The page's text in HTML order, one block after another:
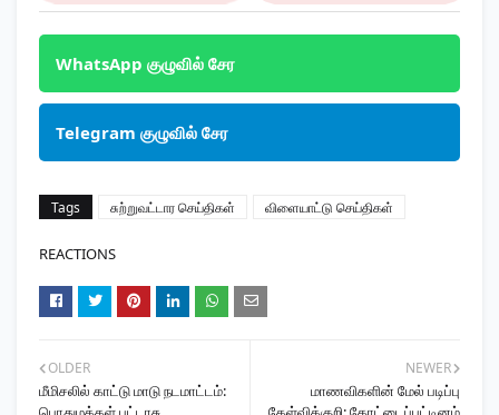
WhatsApp குழுவில் சேர
Telegram குழுவில் சேர
Tags சுற்றுவட்டார செய்திகள் விளையாட்டு செய்திகள்
REACTIONS
NEWER
மாணவிகளின் மேல் படிப்பு
OLDER
மீமிசலில் காட்டு மாடு நடமாட்டம்: